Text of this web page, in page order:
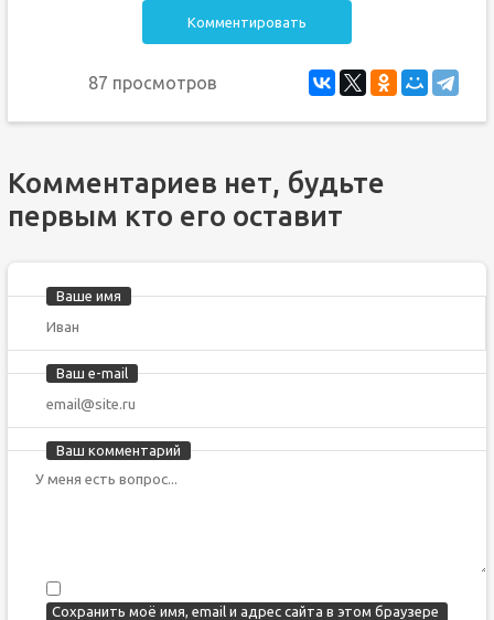
Комментировать
87 просмотров
Комментариев нет, будьте
первым кто его оставит
Ваше имя
Ваш e-mail
Ваш комментарий
Сохранить моё имя, email и адрес сайта в этом браузере